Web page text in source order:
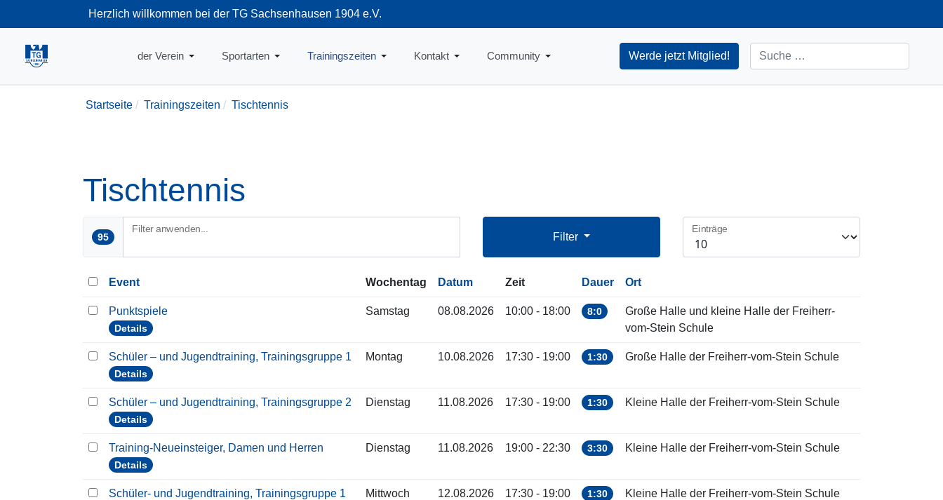
Herzlich willkommen bei der TG Sachsenhausen 1904 e.V.
+49-69-66374712
der Verein Sportarten Trainingszeiten Kontakt Community Werde jetzt Mitglied! Suchen
Startseite Trainingszeiten Tischtennis
Tischtennis
95
Filter anwenden...
Filter
Einträge
Event Wochentag Datum Zeit Dauer Ort
Punktspiele
Details
Samstag 08.08.2026 10:00 - 18:00 8:0
Große Halle und kleine Halle der Freiherr-
vom-Stein Schule
Schüler – und Jugendtraining, Trainingsgruppe 1
Details
Montag 10.08.2026 17:30 - 19:00 1:30 Große Halle der Freiherr-vom-Stein Schule
Schüler – und Jugendtraining, Trainingsgruppe 2
Details
Dienstag 11.08.2026 17:30 - 19:00 1:30 Kleine Halle der Freiherr-vom-Stein Schule
Training-Neueinsteiger, Damen und Herren
Details
Dienstag 11.08.2026 19:00 - 22:30 3:30 Kleine Halle der Freiherr-vom-Stein Schule
Schüler- und Jugendtraining, Trainingsgruppe 1 Mittwoch 12.08.2026 17:30 - 19:00 1:30 Kleine Halle der Freiherr-vom-Stein Schule